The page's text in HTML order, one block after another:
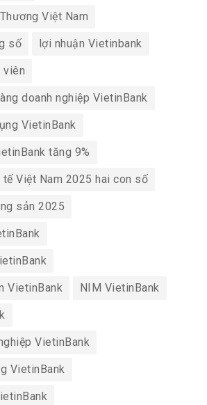
Việt Nam
số lợi nhuận Vietinbank
viên
doanh nghiệp VietinBank
VietinBank
tăng 9%
Việt Nam 2025 hai con số
sản 2025
VietinBank NIM VietinBank
VietinBank
VietinBank